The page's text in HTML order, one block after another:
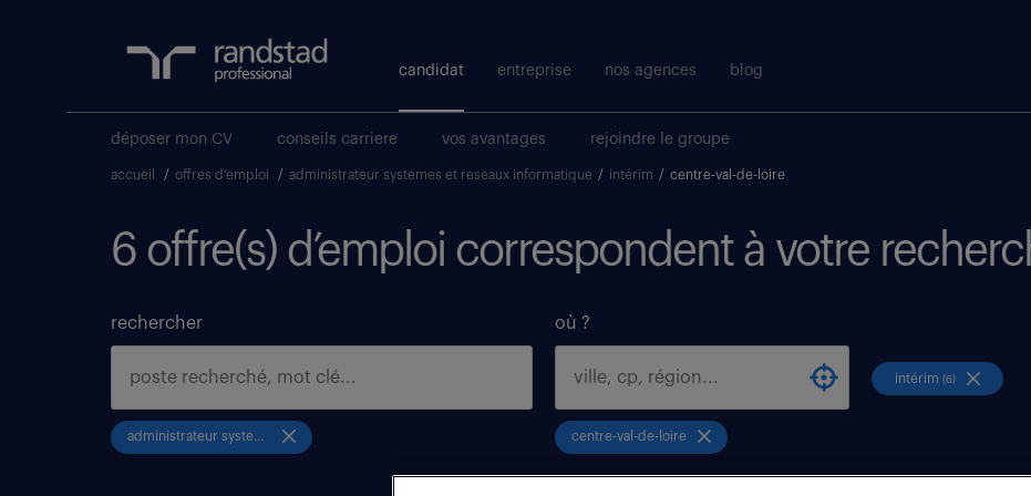
candidat entreprise nos agences blog
déposer mon CV conseils carriere vos avantages rejoindre le groupe
accueil / offres d'emploi / administrateur systemes et reseaux informatique / intérim / centre-val-de-loire
6 offre(s) d’emploi correspondent à votre
rechercher
administrateur systemes et reseaux informatique
où ?
centre-val-de-loire
intérim(6)